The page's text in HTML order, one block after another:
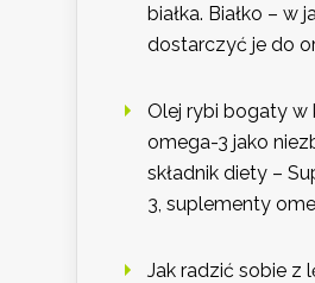
białka. Białko – w
dostarczyć je do
Olej rybi bogaty w
omega-3 jako
składnik diety –
3, suplementy
Jak radzić sobie z